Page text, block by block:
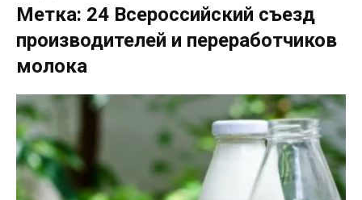
Метка: 24 Всероссийский съезд
производителей и переработчиков
молока